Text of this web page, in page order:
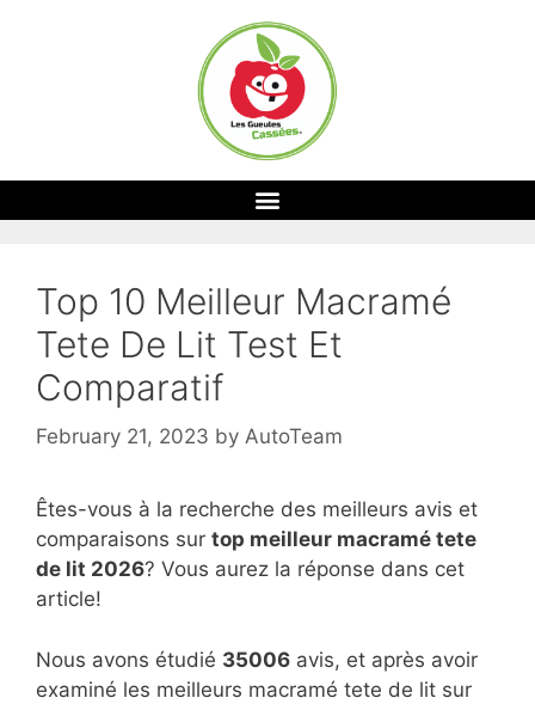
Top 10 Meilleur Macramé
Tete De Lit Test Et
Comparatif
February 21, 2023 by AutoTeam
Êtes-vous à la recherche des meilleurs avis et
comparaisons sur top meilleur macramé tete
de lit 2026? Vous aurez la réponse dans cet
article!
Nous avons étudié 35006 avis, et après avoir
examiné les meilleurs macramé tete de lit sur